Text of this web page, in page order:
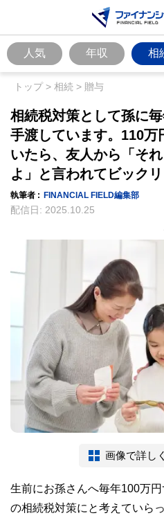
人気 年収 相
トップ> 相続 > 贈与
相続税対策として孫に
手渡しています。110万
いたら、友人から「そ
よ」と言われてビック
執筆者 : FINANCIAL FIELD編集部
配信日: 2025.10.25
画像で詳し
生前にお孫さんへ毎年100万
の相続税対策にと考えていら